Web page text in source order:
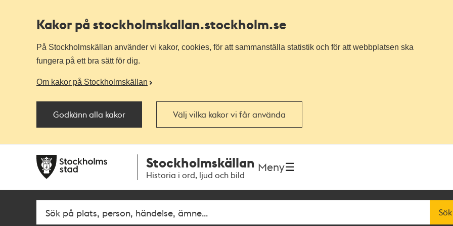
Kakor på stockholmskallan.stockholm.se
På Stockholmskällan använder vi kakor, cookies, för att sammanställa statistik och för att webbplatsen ska
fungera på ett bra sätt för dig.
Om kakor på Stockholmskällan
Godkänn alla kakor Välj vilka kakor vi får använda
navigationen
huvudinnehållet
Stockholmskällan
Historia i ord, ljud och bild
Meny
Fritextsök Sök